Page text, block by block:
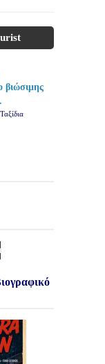
βιώσιμης
Ταξίδια